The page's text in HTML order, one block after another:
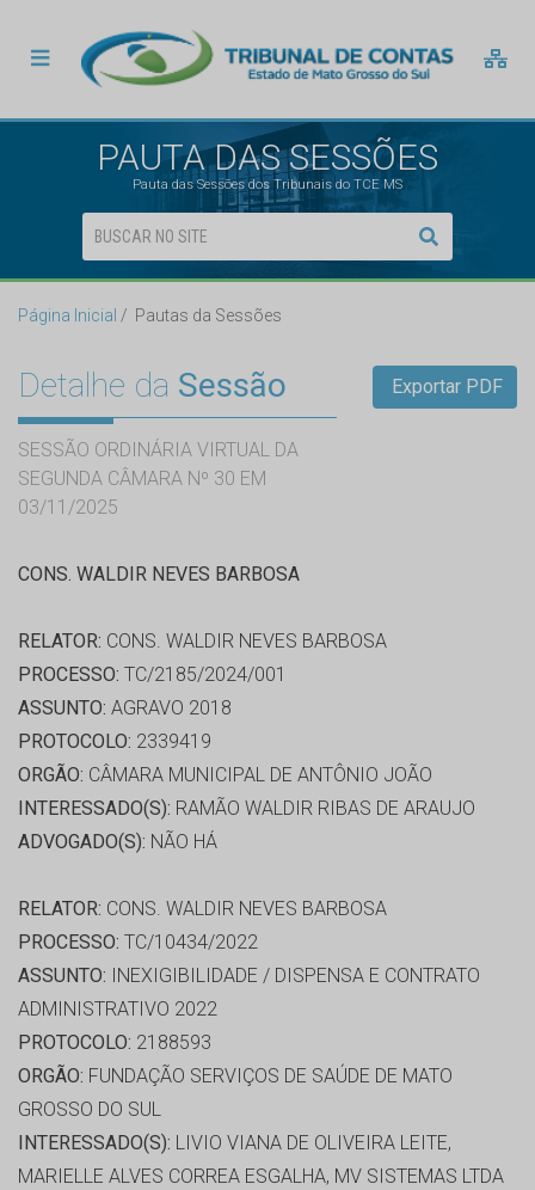
PAUTA DAS SESSÕES
Pauta das Sessões dos Tribunais do TCE MS
Página Inicial Pautas da Sessões
Detalhe da Sessão
SESSÃO ORDINÁRIA VIRTUAL DA
SEGUNDA CÂMARA Nº 30 EM
03/11/2025
Exportar PDF
CONS. WALDIR NEVES BARBOSA
RELATOR: CONS. WALDIR NEVES BARBOSA
PROCESSO: TC/2185/2024/001
ASSUNTO: AGRAVO 2018
PROTOCOLO: 2339419
ORGÃO: CÂMARA MUNICIPAL DE ANTÔNIO JOÃO
INTERESSADO(S): RAMÃO WALDIR RIBAS DE ARAUJO
ADVOGADO(S): NÃO HÁ
RELATOR: CONS. WALDIR NEVES BARBOSA
PROCESSO: TC/10434/2022
ASSUNTO: INEXIGIBILIDADE / DISPENSA E CONTRATO
ADMINISTRATIVO 2022
PROTOCOLO: 2188593
ORGÃO: FUNDAÇÃO SERVIÇOS DE SAÚDE DE MATO
GROSSO DO SUL
INTERESSADO(S): LIVIO VIANA DE OLIVEIRA LEITE,
MARIELLE ALVES CORREA ESGALHA, MV SISTEMAS LTDA